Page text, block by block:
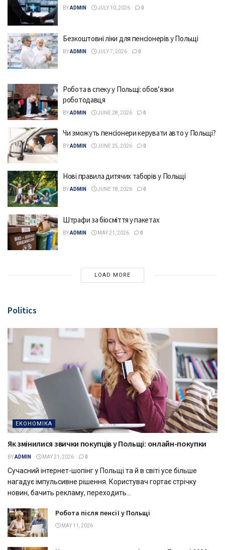
BYADMIN JULY 10, 2026 0
Безкоштовні ліки для пенсіонерів у Польщі
BYADMIN JULY 7, 2026 0
Робота в спеку у Польщі: обов’язки
роботодавця
BYADMIN JUNE 28, 2026 0
Чи зможуть пенсіонери керувати авто у Польщі?
BYADMIN JUNE 25, 2026 0
Нові правила дитячих таборів у Польщі
BYADMIN JUNE 18, 2026 0
Штрафи за біосміття у пакетах
BYADMIN MAY 21, 2026 0
LOAD MORE
Politics
ЕКОНОМІКА
Як змінилися звички покупців у Польщі: онлайн-покупки
BYADMIN MAY 21, 2026 0
Сучасний інтернет-шопінг у Польщі та й в світі усе більше
нагадує імпульсивне рішення. Користувач гортає стрічку
новин, бачить рекламу, переходить...
Робота після пенсії у Польщі
MAY 11, 2026